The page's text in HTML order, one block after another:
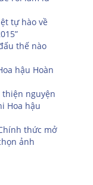
tự hào về
thế nào
hậu Hoàn
nguyện
Hoa hậu
thức mở
ảnh